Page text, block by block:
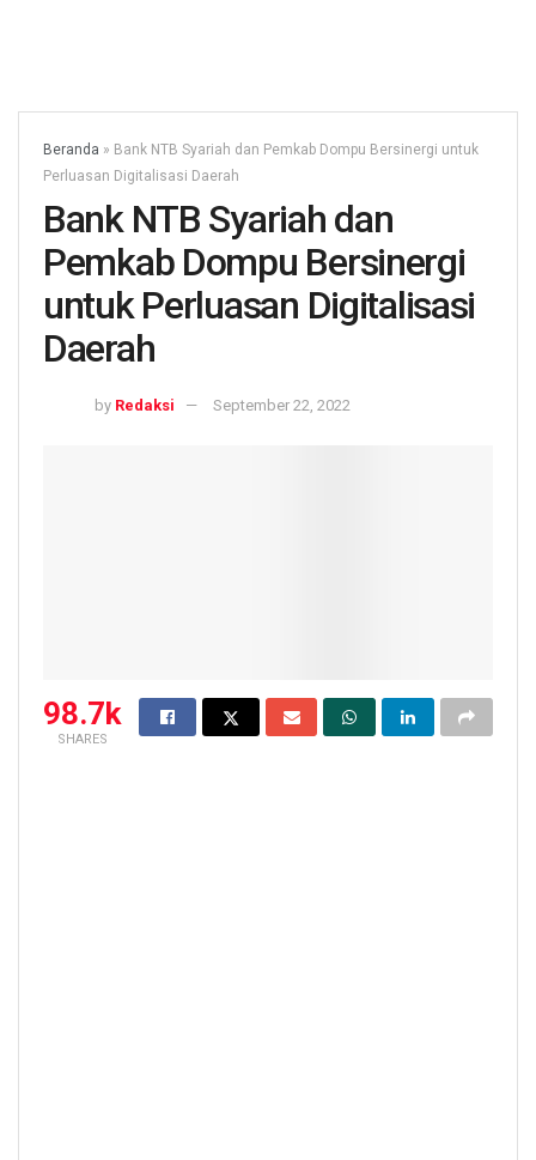
Beranda » Bank NTB Syariah dan Pemkab Dompu Bersinergi untuk
Perluasan Digitalisasi Daerah
Bank NTB Syariah dan
Pemkab Dompu Bersinergi
untuk Perluasan Digitalisasi
Daerah
by Redaksi September 22, 2022
98.7k
SHARES